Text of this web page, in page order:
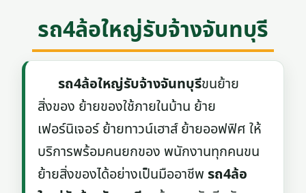
รถ4ล้อใหญ่รับจ้างจันทบุรี
รถ4ล้อใหญ่รับจ้างจันทบุรีขนย้าย
สิ่งของ ย้ายของใช้ภายในบ้าน ย้าย
เฟอร์นิเจอร์ ย้ายทาวน์เฮาส์ ย้ายออฟฟิศ ให้
บริการพร้อมคนยกของ พนักงานทุกคนขน
ย้ายสิ่งของได้อย่างเป็นมืออาชีพรถ4ล้อ